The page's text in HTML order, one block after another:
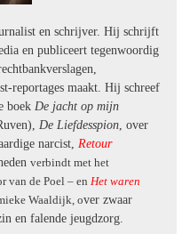
en schrijver. Hij schrijft
en publiceert tegenwoordig
reportages maakt. Hij schreef
boek De jacht op mijn
De Liefdesspion, over
narcist, Retour
verbindt met het
van de Poel – en Het waren
Waaldijk, over zwaar
en falende jeugdzorg.